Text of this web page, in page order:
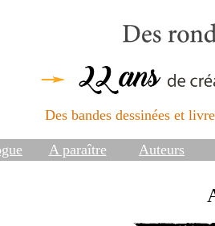
Des bandes dessinées et
A paraître Auteurs